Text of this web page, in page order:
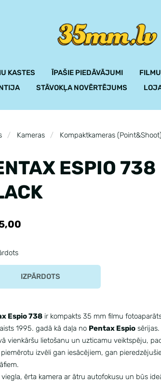
KASTES ĪPAŠIE PIEDĀVĀJUMI
STĀVOKĻA NOVĒRTĒJUMS
Kameras Kompaktkameras (Point&Shoot)
ESPIO 738
IZPĀRDOTS
Espio 738ir kompakts 35 mm filmu
1995. gadā kā daļa no Pentax Espiosērijas.
vienkāršu lietošanu un uzticamu veiktspēju,
izvēli gan iesācējiem, gan
viegla, ērta kamera ar ātru autofokusu un būs